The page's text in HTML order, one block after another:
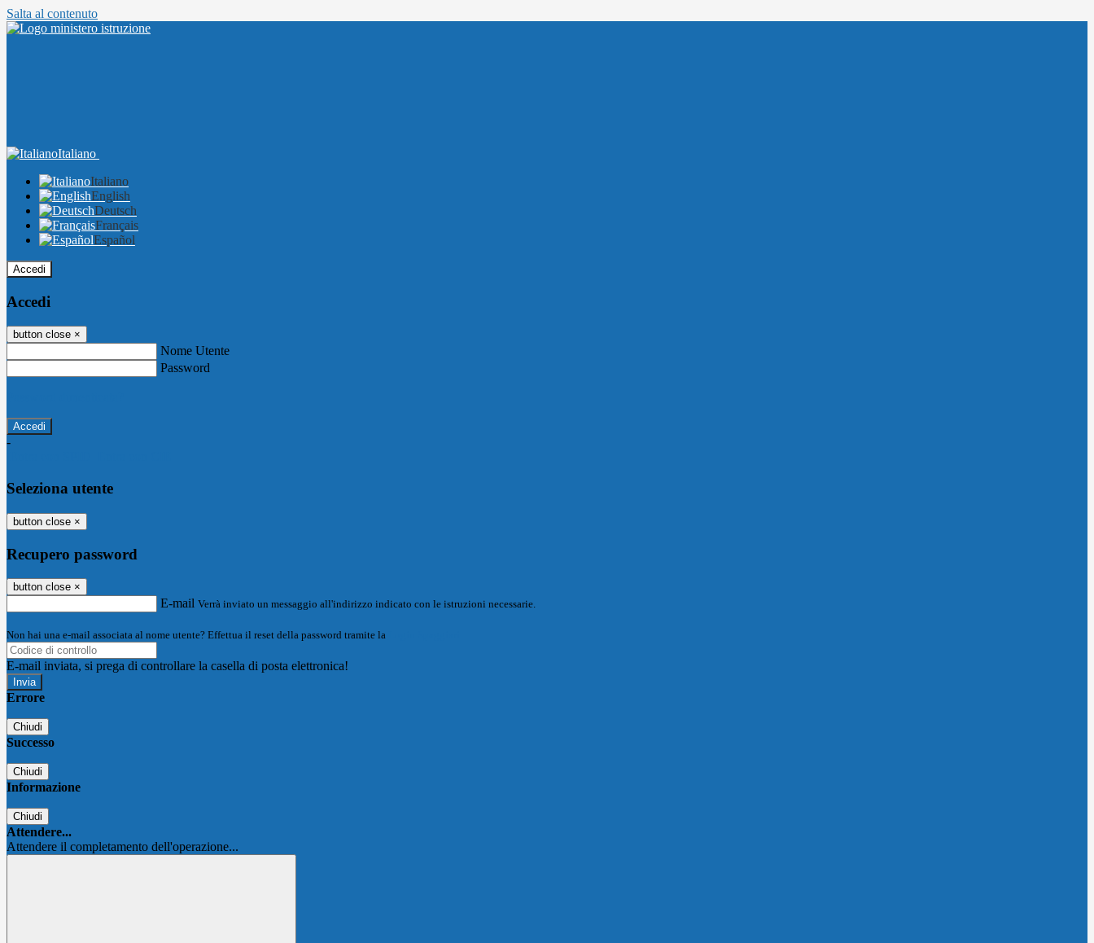
Salta al contenuto
Italiano
Italiano
English
Deutsch
Français
Español
Accedi
Accedi
button close ×
Nome Utente
Password
-
Seleziona utente
button close ×
Recupero password
button close ×
E-mail Verrà inviato un messaggio all'indirizzo indicato con le istruzioni necessarie.
Non hai una e-mail associata al nome utente? Effettua il reset della password tramite la
E-mail inviata, si prega di controllare la casella di posta elettronica!
Errore
Chiudi
Successo
Chiudi
Informazione
Chiudi
Attendere...
Attendere il completamento dell'operazione...